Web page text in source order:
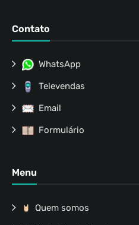
Contato
WhatsApp
Televendas
Email
Formulário
Menu
Quem somos